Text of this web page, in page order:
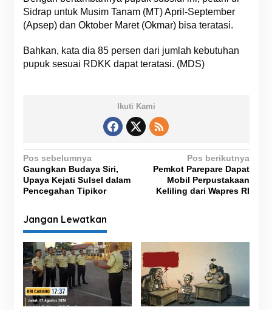
Sidrap untuk Musim Tanam (MT) April-September
(Apsep) dan Oktober Maret (Okmar) bisa teratasi.
Bahkan, kata dia 85 persen dari jumlah kebutuhan
pupuk sesuai RDKK dapat teratasi. (MDS)
Ikuti Kami
N
a
v
i
g
a
s
i
p
Pos sebelumnya
Gaungkan Budaya Siri,
Upaya Kejati Sulsel dalam
Pencegahan Tipikor
Pos berikutnya
Pemkot Parepare Dapat
Mobil Perpustakaan
Keliling dari Wapres RI
Jangan Lewatkan